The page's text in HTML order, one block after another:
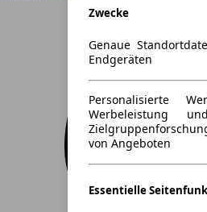
Zwecke
Genaue
Endgeräten
Personalisierte
Werbeleistung
von Angeboten
Essentielle